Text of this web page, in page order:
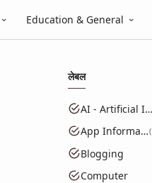
Education & General
लेबल
AI - Artificial Intelligence
App Information
Blogging
Computer